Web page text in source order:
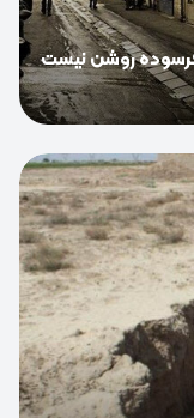
روشن نیست